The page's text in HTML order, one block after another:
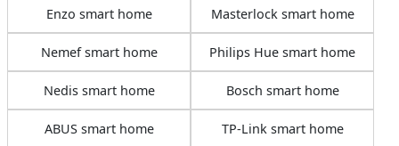
Enzo smart home Masterlock smart home
Nemef smart home Philips Hue smart home
Nedis smart home Bosch smart home
ABUS smart home TP-Link smart home